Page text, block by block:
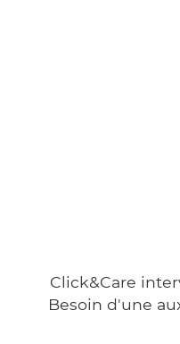
Click&Care
Besoin d'une